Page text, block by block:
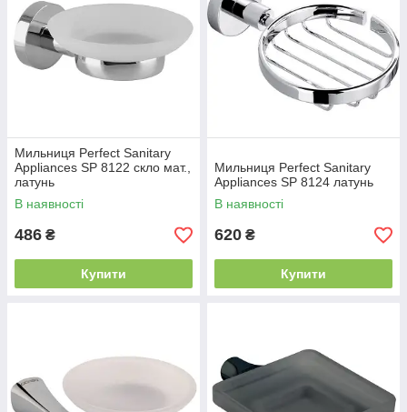
Мильниця Perfect Sanitary
Appliances SP 8122 скло мат.,
латунь
В наявності
486 ₴
Купити
Мильниця Perfect Sanitary
Appliances SP 8124 латунь
В наявності
620 ₴
Купити